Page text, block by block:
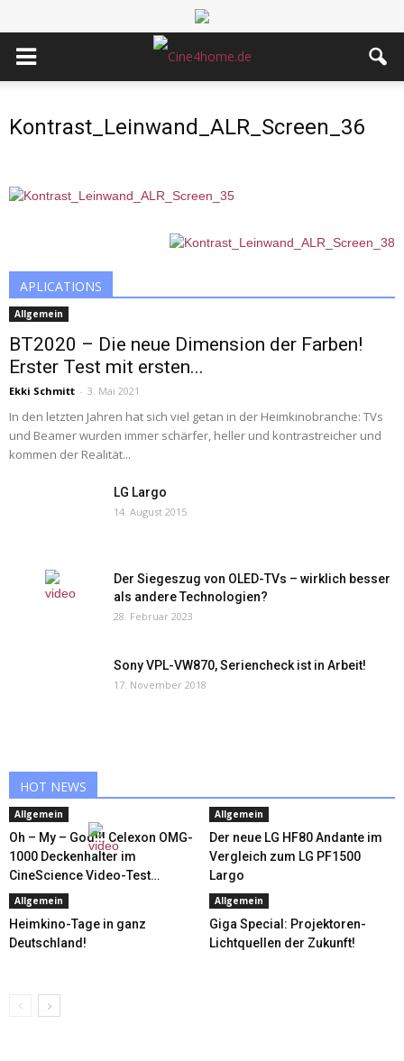
Kontrast_Leinwand_ALR_Screen_36
APLICATIONS
Allgemein
BT2020 – Die neue Dimension der Farben!
Erster Test mit ersten...
Ekki Schmitt - 3. Mai 2021
In den letzten Jahren hat sich viel getan in der Heimkinobranche: TVs
und Beamer wurden immer schärfer, heller und kontrastreicher und
kommen der Realität...
LG Largo
14. August 2015
Der Siegeszug von OLED-TVs – wirklich besser
als andere Technologien?
28. Februar 2023
Sony VPL-VW870, Seriencheck ist in Arbeit!
17. November 2018
HOT NEWS
Allgemein
Oh – My – God!!! Celexon OMG-
1000 Deckenhalter im
CineScience Video-Test…
Allgemein
Der neue LG HF80 Andante im
Vergleich zum LG PF1500
Largo
Allgemein
Heimkino-Tage in ganz
Deutschland!
Allgemein
Giga Special: Projektoren-
Lichtquellen der Zukunft!